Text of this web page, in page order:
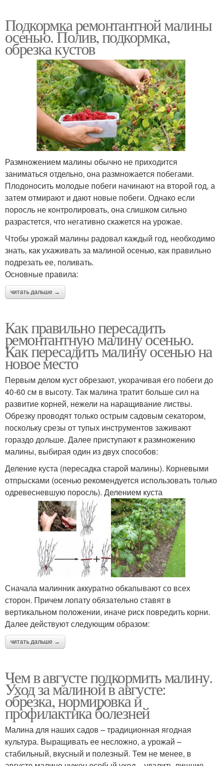
Подкормка ремонтантной малины
осенью. Полив, подкормка,
обрезка кустов
Размножением малины обычно не приходится
заниматься отдельно, она размножается побегами.
Плодоносить молодые побеги начинают на второй год, а
затем отмирают и дают новые побеги. Однако если
поросль не контролировать, она слишком сильно
разрастется, что негативно скажется на урожае.
Чтобы урожай малины радовал каждый год, необходимо
знать, как ухаживать за малиной осенью, как правильно
подрезать ее, поливать.
Основные правила:
читать дальше →
Как правильно пересадить
ремонтантную малину осенью.
Как пересадить малину осенью на
новое место
Первым делом куст обрезают, укорачивая его побеги до
40-60 см в высоту. Так малина тратит больше сил на
развитие корней, нежели на наращивание листвы.
Обрезку проводят только острым садовым секатором,
поскольку срезы от тупых инструментов заживают
гораздо дольше. Далее приступают к размножению
малины, выбирая один из двух способов:
Деление куста (пересадка старой малины). Корневыми
отпрысками (осенью рекомендуется использовать только
одревесневшую поросль). Делением куста
Сначала малинник аккуратно обкапывают со всех
сторон. Причем лопату обязательно ставят в
вертикальном положении, иначе риск повредить корни.
Далее действуют следующим образом:
читать дальше →
Чем в августе подкормить малину.
Уход за малиной в августе:
обрезка, нормировка и
профилактика болезней
Малина для наших садов – традиционная ягодная
культура. Выращивать ее несложно, а урожай –
стабильный, вкусный и полезный. Тем не менее, в